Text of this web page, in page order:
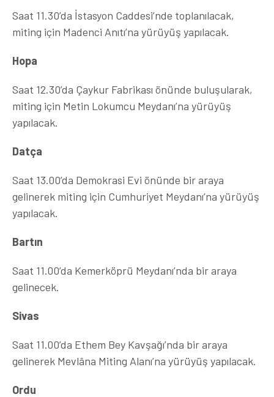
Saat 11.30’da İstasyon Caddesi’nde toplanılacak,
miting için Madenci Anıtı’na yürüyüş yapılacak.
Hopa
Saat 12.30’da Çaykur Fabrikası önünde buluşularak,
miting için Metin Lokumcu Meydanı’na yürüyüş
yapılacak.
Datça
Saat 13.00’da Demokrasi Evi önünde bir araya
gelinerek miting için Cumhuriyet Meydanı’na yürüyüş
yapılacak.
Bartın
Saat 11.00’da Kemerköprü Meydanı’nda bir araya
gelinecek.
Sivas
Saat 11.00’da Ethem Bey Kavşağı’nda bir araya
gelinerek Mevlâna Miting Alanı’na yürüyüş yapılacak.
Ordu